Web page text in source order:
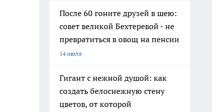
После 60 гоните друзей в шею:
совет великой Бехтеревой - не
превратиться в овощ на пенсии
14 июля
Гигант с нежной душой: как
создать белоснежную стену
цветов, от которой